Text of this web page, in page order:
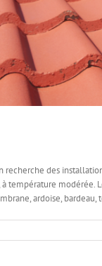
des
température modérée.
ardoise,